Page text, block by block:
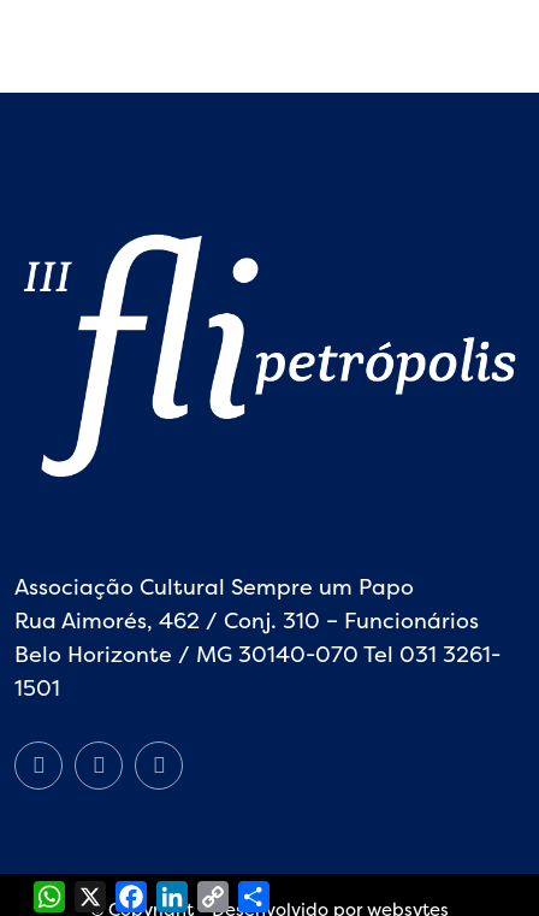
Associação Cultural Sempre um Papo
Rua Aimorés, 462 / Conj. 310 – Funcionários
Belo Horizonte / MG 30140-070 Tel 031 3261-
1501
©Copyright - Desenvolvido por websytes
WhatsApp
X Facebook
LinkedIn
Copy
Link